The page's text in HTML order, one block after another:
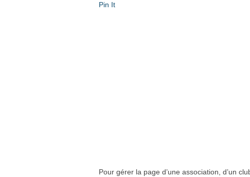
Pin It
Pour gérer la page d’une association, d’un